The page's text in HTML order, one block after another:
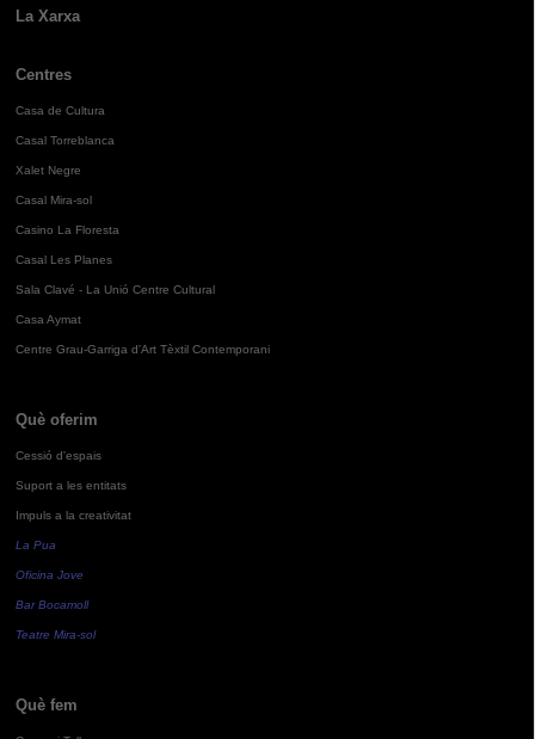
La Xarxa
Centres
Casa de Cultura
Casal Torreblanca
Xalet Negre
Casal Mira-sol
Casino La Floresta
Casal Les Planes
Sala Clavé - La Unió Centre Cultural
Casa Aymat
Centre Grau-Garriga d'Art Tèxtil Contemporani
Què oferim
Cessió d'espais
Suport a les entitats
Impuls a la creativitat
La Pua
Oficina Jove
Bar Bocamoll
Teatre Mira-sol
Què fem